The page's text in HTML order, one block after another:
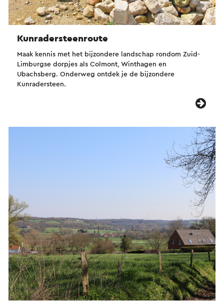
Kunradersteenroute
Maak kennis met het bijzondere landschap rondom Zuid-
Limburgse dorpjes als Colmont, Winthagen en
Ubachsberg. Onderweg ontdek je de bijzondere
Kunradersteen.